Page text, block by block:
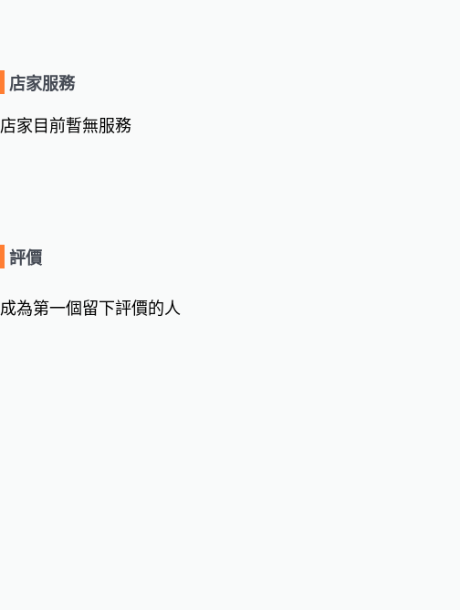
店家服務
店家目前暫無服務
評價
成為第一個留下評價的人